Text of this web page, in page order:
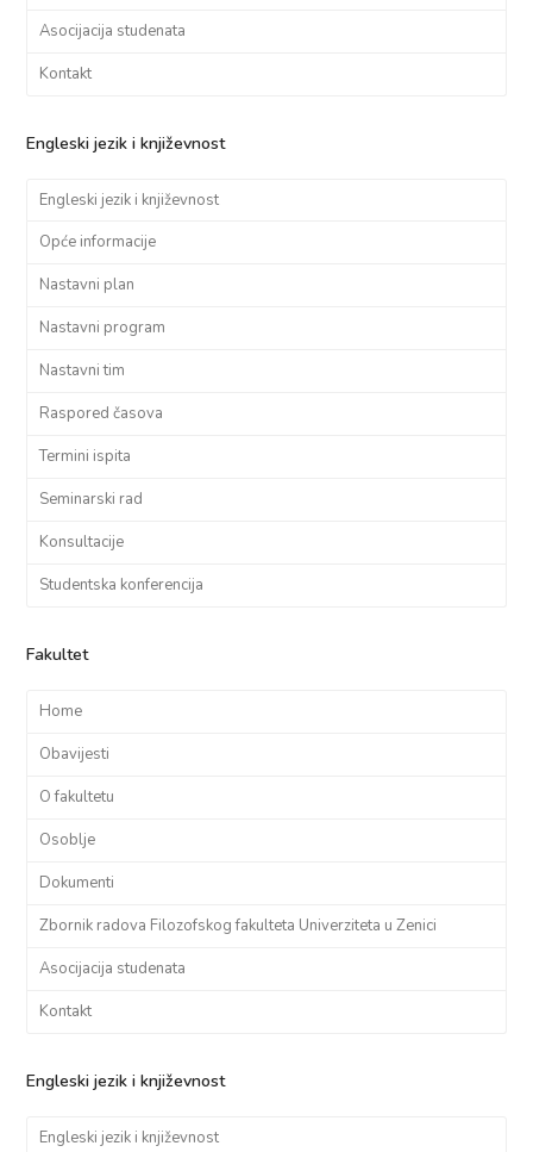
Asocijacija studenata
Kontakt
Engleski jezik i književnost
Engleski jezik i književnost
Opće informacije
Nastavni plan
Nastavni program
Nastavni tim
Raspored časova
Termini ispita
Seminarski rad
Konsultacije
Studentska konferencija
Fakultet
Home
Obavijesti
O fakultetu
Osoblje
Dokumenti
Zbornik radova Filozofskog fakulteta Univerziteta u Zenici
Asocijacija studenata
Kontakt
Engleski jezik i književnost
Engleski jezik i književnost